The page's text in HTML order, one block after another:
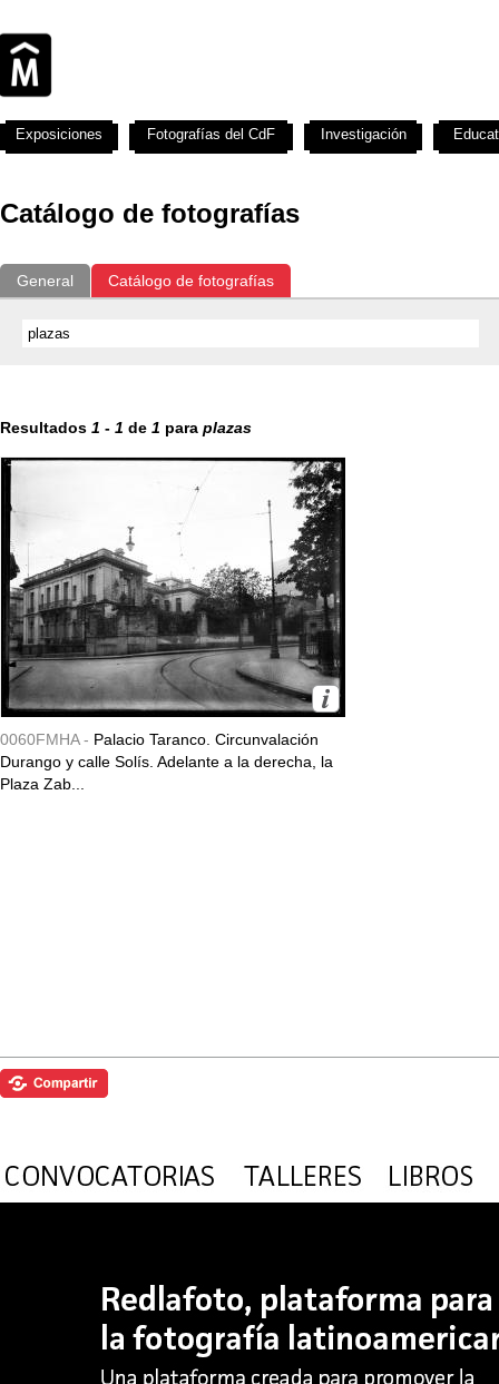
Catálogo de fotografías
General Catálogo de fotografías
Resultados 1 - 1 de 1 para plazas
0060FMHA - Palacio Taranco. Circunvalación
Durango y calle Solís. Adelante a la derecha, la
Plaza Zab...
Exposiciones Fotografías del CdF Investigación